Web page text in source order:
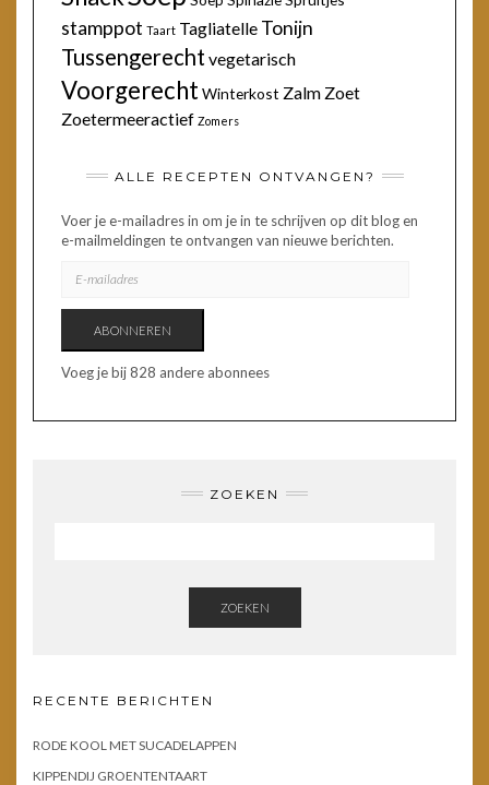
stamppot Taart Tagliatelle Tonijn
Tussengerecht vegetarisch
VoorgerechtWinterkost Zalm Zoet
Zoetermeeractief Zomers
ALLE RECEPTEN ONTVANGEN?
Voer je e-mailadres in om je in te schrijven op dit blog en
e-mailmeldingen te ontvangen van nieuwe berichten.
MAILADRES
ABONNEREN
Voeg je bij 828 andere abonnees
ZOEKEN
ZOEKEN
RECENTE BERICHTEN
RODE KOOL MET SUCADELAPPEN
KIPPENDIJ GROENTENTAART